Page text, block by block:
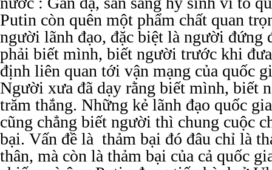
Putin còn quên một phẩm chất quan
người lãnh đạo, đặc biệt là người đứng
phải biết mình, biết người trước khi
định liên quan tới vận mạng của quốc
Người xưa đã dạy rằng biết mình, biết
trăm thắng. Những kẻ lãnh đạo quốc
cũng chẳng biết người thì chung cuộc
bại. Vấn đề là thảm bại đó đâu chỉ là
thân, mà còn là thảm bại của cả quốc